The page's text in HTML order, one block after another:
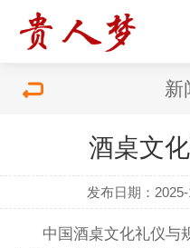
新
酒桌文
发布日期：
中国酒桌文化礼仪与